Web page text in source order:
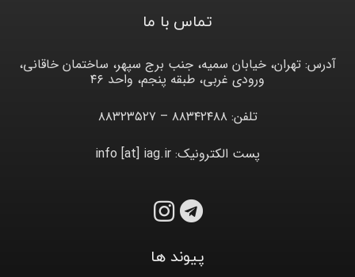
تماس با ما
آدرس: تهران، خیابان سمیه، جنب برج سپهر، ساختمان خاقانی،
ورودی غربی، طبقه پنجم، واحد ۴۶
تلفن: ۸۸۳۴۲۴۸۸ – ۸۸۳۲۳۵۲۷
پست الکترونیک: info [at] iag.ir
پیوند ها